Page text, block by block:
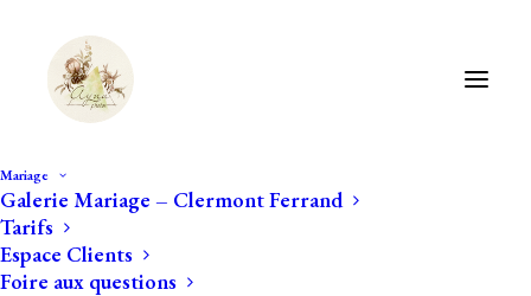
Mariage
Galerie Mariage – Clermont Ferrand
Tarifs
Espace Clients
Foire aux questions